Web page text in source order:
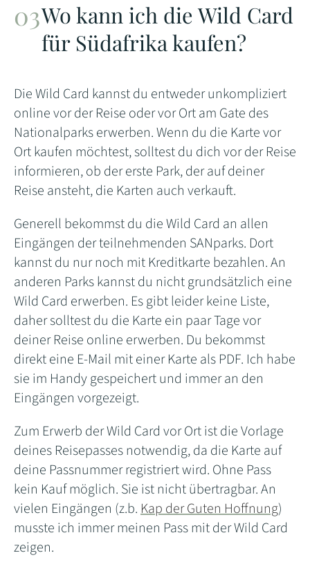
Wo kann ich die Wild Card
für Südafrika kaufen?
Die Wild Card kannst du entweder unkompliziert
online vor der Reise oder vor Ort am Gate des
Nationalparks erwerben. Wenn du die Karte vor
Ort kaufen möchtest, solltest du dich vor der Reise
informieren, ob der erste Park, der auf deiner
Reise ansteht, die Karten auch verkauft.
Generell bekommst du die Wild Card an allen
Eingängen der teilnehmenden SANparks. Dort
kannst du nur noch mit Kreditkarte bezahlen. An
anderen Parks kannst du nicht grundsätzlich eine
Wild Card erwerben. Es gibt leider keine Liste,
daher solltest du die Karte ein paar Tage vor
deiner Reise online erwerben. Du bekommst
direkt eine E-Mail mit einer Karte als PDF. Ich habe
sie im Handy gespeichert und immer an den
Eingängen vorgezeigt.
Zum Erwerb der Wild Card vor Ort ist die Vorlage
deines Reisepasses notwendig, da die Karte auf
deine Passnummer registriert wird. Ohne Pass
kein Kauf möglich. Sie ist nicht übertragbar. An
vielen Eingängen (z.b.Kap der Guten Hoffnung)
musste ich immer meinen Pass mit der Wild Card
zeigen.